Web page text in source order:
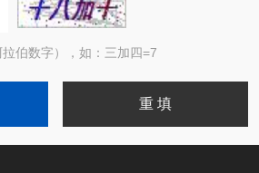
伯数字），如：三加四=7